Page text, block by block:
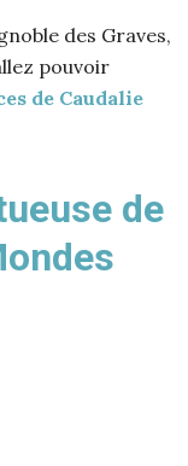
des Graves,
pouvoir
de Caudalie
de